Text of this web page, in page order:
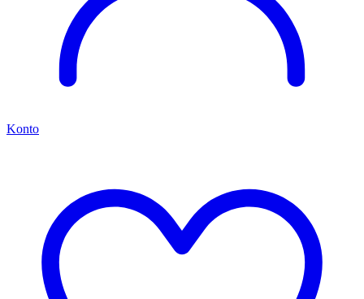
Konto